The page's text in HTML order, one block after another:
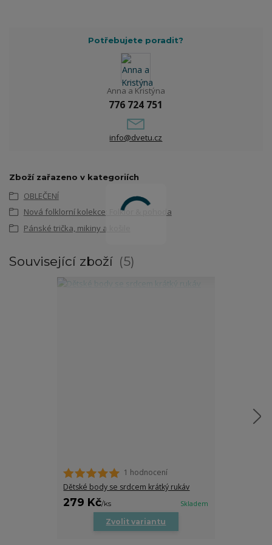
Potřebujete poradit?
Anna a Kristýna
776 724 751
info@dvetu.cz
Zboží zařazeno v kategoriích
OBLEČENÍ
Nová folklorní kolekce: Folklor & pohoda
Pánské trička, mikiny a košile
Související zboží 5
1 hodnocení
Dětské body se srdcem krátký rukáv
279 Kč/ks Skladem
Zvolit variantu